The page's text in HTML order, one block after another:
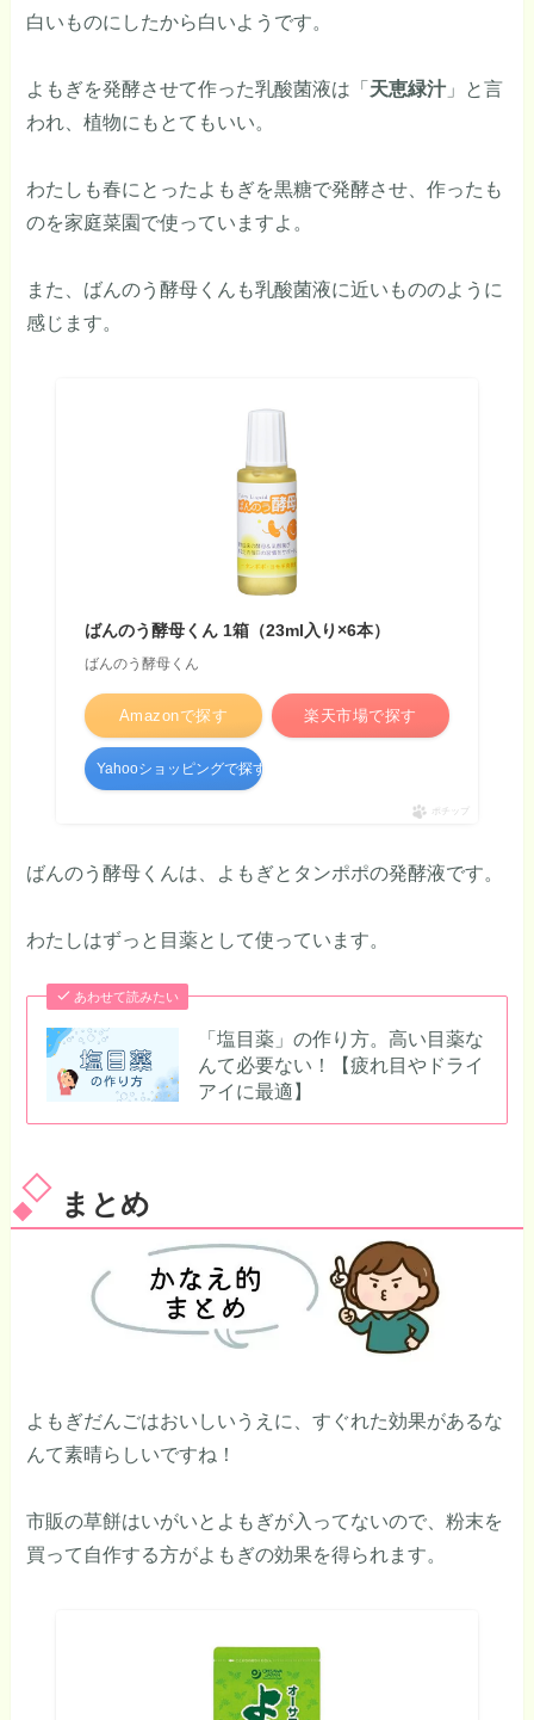
白いものにしたから白いようです。
よもぎを発酵させて作った乳酸菌液は「 天恵緑汁」と言
われ、植物にもとてもいい。
わたしも春にとったよもぎを黒糖で発酵させ、作ったも
のを家庭菜園で使っていますよ。
また、ばんのう酵母くんも乳酸菌液に近いもののように
感じます。
ばんのう酵母くん 1箱（23ml入り×6本）
ばんのう酵母くん
Amazonで探す 楽天市場で探す
Yahooショッピングで探す
ポチップ
ばんのう酵母くんは、よもぎとタンポポの発酵液です。
わたしはずっと目薬として使っています。
あわせて読みたい
「塩目薬」の作り方。高い目薬な
んて必要ない！【疲れ目やドライ
アイに最適】
まとめ
よもぎだんごはおいしいうえに、すぐれた効果があるな
んて素晴らしいですね！
市販の草餅はいがいとよもぎが入ってないので、粉末を
買って自作する方がよもぎの効果を得られます。